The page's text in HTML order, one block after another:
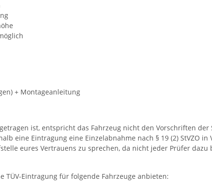
+ Montageanleitung
ist, entspricht das Fahrzeug nicht den Vorschriften
eine Eintragung eine Einzelabnahme nach § 19 (2) StVZO
eures Vertrauens zu sprechen, da nicht jeder Prüfer
Eintragung für folgende Fahrzeuge anbieten: